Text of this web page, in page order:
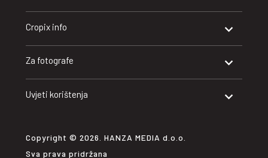
Cropix info
Za fotografe
Uvjeti korištenja
Copyright © 2026. HANZA MEDIA d.o.o.
Sva prava pridržana